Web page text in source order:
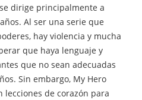
dirige principalmente a
Al ser una serie que
hay violencia y mucha
que haya lenguaje y
que no sean adecuadas
Sin embargo, My Hero
lecciones de corazón para